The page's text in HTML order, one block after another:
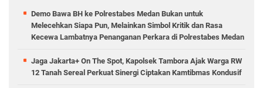
Demo Bawa BH ke Polrestabes Medan Bukan untuk
Melecehkan Siapa Pun, Melainkan Simbol Kritik dan Rasa
Kecewa Lambatnya Penanganan Perkara di Polrestabes Medan
Jaga Jakarta+ On The Spot, Kapolsek Tambora Ajak Warga RW
12 Tanah Sereal Perkuat Sinergi Ciptakan Kamtibmas Kondusif